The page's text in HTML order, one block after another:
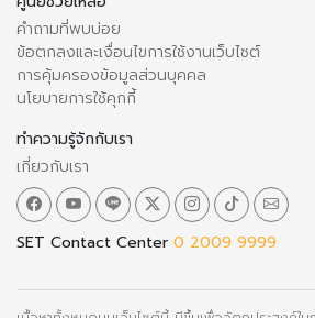
คำถามที่พบบ่อย
ข้อตกลงและเงื่อนไขการใช้งานเว็บไซต์
การคุ้มครองข้อมูลส่วนบุคคล
นโยบายการใช้คุกกี้
ทำความรู้จักกับเรา
เกี่ยวกับเรา
SET Contact Center 0 2009 9999